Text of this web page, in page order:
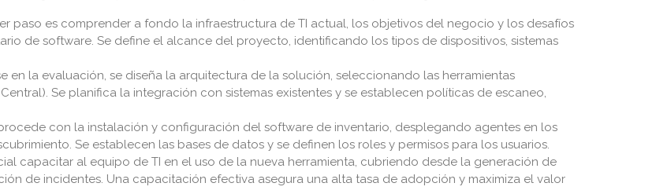
paso es comprender a fondo la infraestructura de TI actual, los objetivos del negocio y los desafíos
de software. Se define el alcance del proyecto, identificando los tipos de dispositivos, sistemas
en la evaluación, se diseña la arquitectura de la solución, seleccionando las herramientas
Se planifica la integración con sistemas existentes y se establecen políticas de escaneo,
con la instalación y configuración del software de inventario, desplegando agentes en los
Se establecen las bases de datos y se definen los roles y permisos para los usuarios.
capacitar al equipo de TI en el uso de la nueva herramienta, cubriendo desde la generación de
de incidentes. Una capacitación efectiva asegura una alta tasa de adopción y maximiza el valor